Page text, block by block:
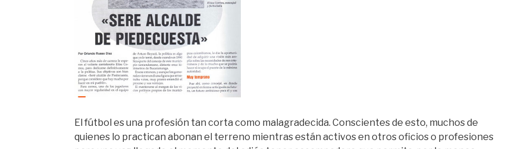
El fútbol es una profesión tan corta como malagradecida. Conscientes de esto, muchos de
quienes lo practican abonan el terreno mientras están activos en otros oficios o profesiones